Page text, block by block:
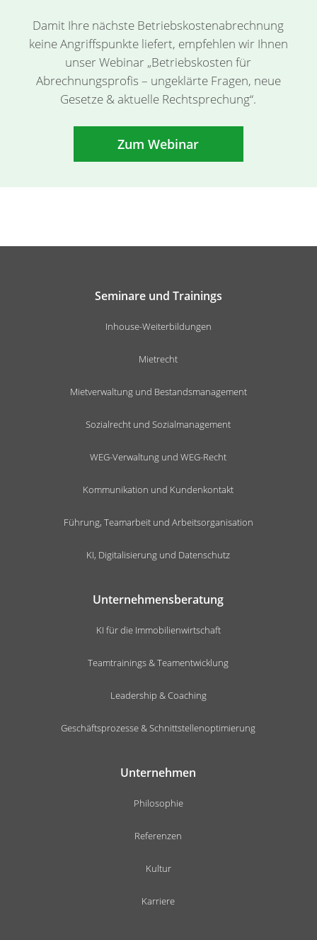
Damit Ihre nächste Betriebskostenabrechnung
keine Angriffspunkte liefert, empfehlen wir Ihnen
unser Webinar „Betriebskosten für
Abrechnungsprofis – ungeklärte Fragen, neue
Gesetze & aktuelle Rechtsprechung“.
Zum Webinar
Seminare und Trainings
Inhouse-Weiterbildungen
Mietrecht
Mietverwaltung und Bestandsmanagement
Sozialrecht und Sozialmanagement
WEG-Verwaltung und WEG-Recht
Kommunikation und Kundenkontakt
Führung, Teamarbeit und Arbeitsorganisation
KI, Digitalisierung und Datenschutz
Unternehmensberatung
KI für die Immobilienwirtschaft
Teamtrainings & Teamentwicklung
Leadership & Coaching
Geschäftsprozesse & Schnittstellenoptimierung
Unternehmen
Philosophie
Referenzen
Kultur
Karriere